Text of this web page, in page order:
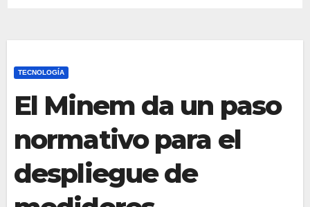
TECNOLOGÍA
El Minem da un paso
normativo para el
despliegue de